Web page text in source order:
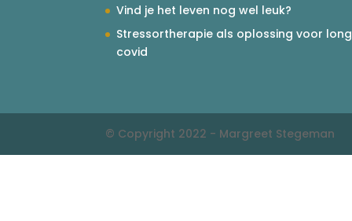
Vind je het leven nog wel leuk?
Stressortherapie als oplossing voor long
covid
© Copyright 2022 - Margreet Stegeman